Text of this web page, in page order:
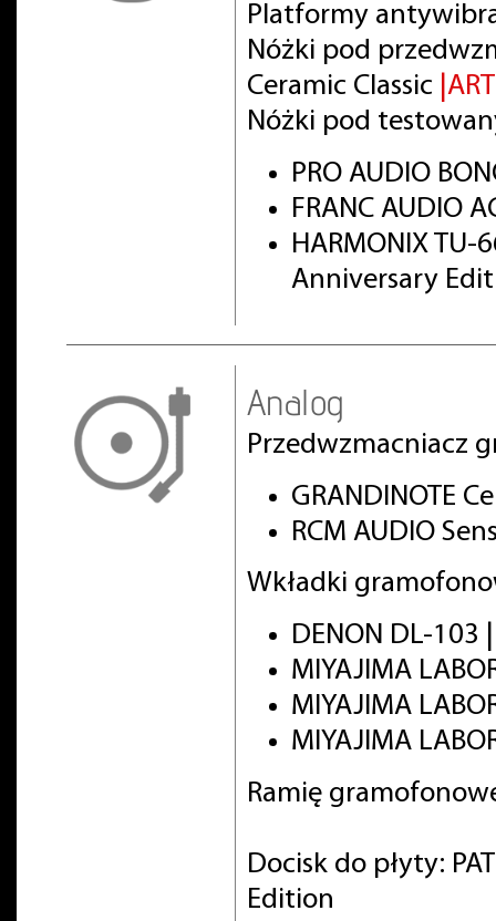
Platformy
Nóżki pod
Ceramic Classic
Nóżki pod
PRO AUDIO
FRANC AUDIO
HARMONIX TU-
Anniversary
Analog
Przedwzmacniacz
GRANDINOTE
RCM AUDIO
Wkładki
DENON DL-103
MIYAJIMA
MIYAJIMA
MIYAJIMA
Ramię
Docisk do płyty:
Edition